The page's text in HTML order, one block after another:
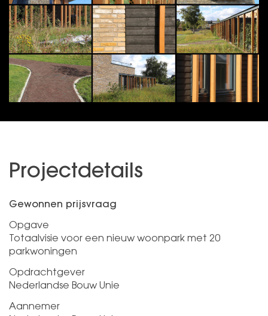
Projectdetails
Gewonnen prijsvraag
Opgave
Totaalvisie voor een nieuw woonpark met 20
parkwoningen
Opdrachtgever
Nederlandse Bouw Unie
Aannemer